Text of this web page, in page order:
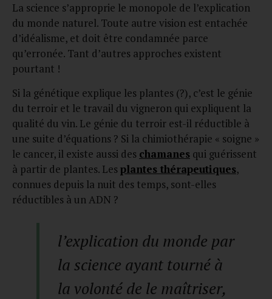
La science s’approprie le monopole de l’explication
du monde naturel. Toute autre vision est entachée
d’idéalisme, et doit être condamnée parce
qu’erronée. Tant d’autres approches existent
pourtant !
Si la génétique explique les plantes (?), c’est le génie
du terroir et le travail du vigneron qui expliquent la
qualité du vin. Le génie du terroir est-il réductible à
une suite d’équations ? Si la chimiothérapie « soigne »
le cancer, il existe aussi des chamanes qui guérissent
à partir de plantes. Lesplantes thérapeutiques,
connues depuis la nuit des temps, sont-elles
réductibles à un ADN ?
l’explication du monde par
la science ayant tourné à
la volonté de le maîtriser,